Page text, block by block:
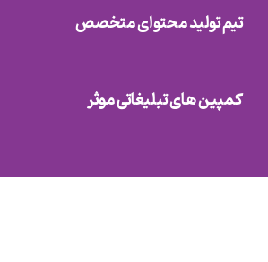
تیم تولید محتوای متخصص
کمپین های تبلیغاتی موثر